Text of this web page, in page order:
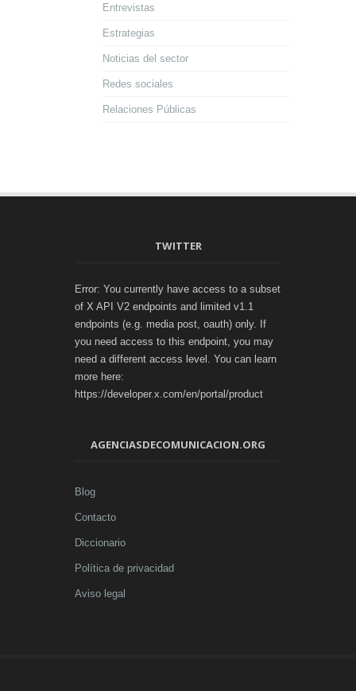
Entrevistas
Estrategias
Noticias del sector
Redes sociales
Relaciones Públicas
TWITTER
Error: You currently have access to a subset
of X API V2 endpoints and limited v1.1
endpoints (e.g. media post, oauth) only. If
you need access to this endpoint, you may
need a different access level. You can learn
more here:
https://developer.x.com/en/portal/product
AGENCIASDECOMUNICACION.ORG
Blog
Contacto
Diccionario
Política de privacidad
Aviso legal